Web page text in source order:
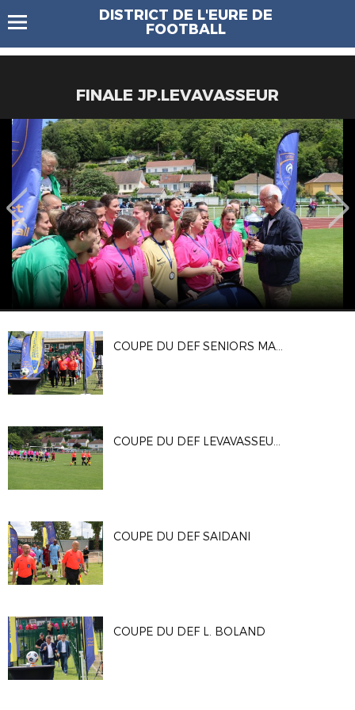
DISTRICT DE L'EURE DE
FOOTBALL
FINALE JP.LEVAVASSEUR
COUPE DU DEF SENIORS MANDLE
COUPE DU DEF LEVAVASSEUR SENIOR F
COUPE DU DEF SAIDANI
COUPE DU DEF L. BOLAND